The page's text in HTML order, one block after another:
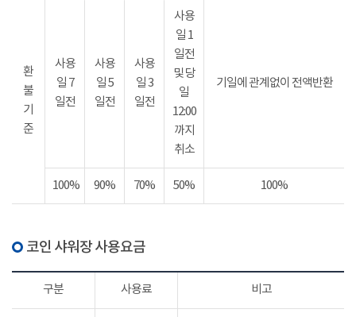
환
불
기
준
사용
일 7
일전
사용
일 5
일전
사용
일 3
일전
사용
일 1
일전
및 당
일
12:00
까지
취소
기일에 관계없이 전액반환
100% 90% 70% 50% 100%
코인 샤워장 사용요금
구분 사용료 비고